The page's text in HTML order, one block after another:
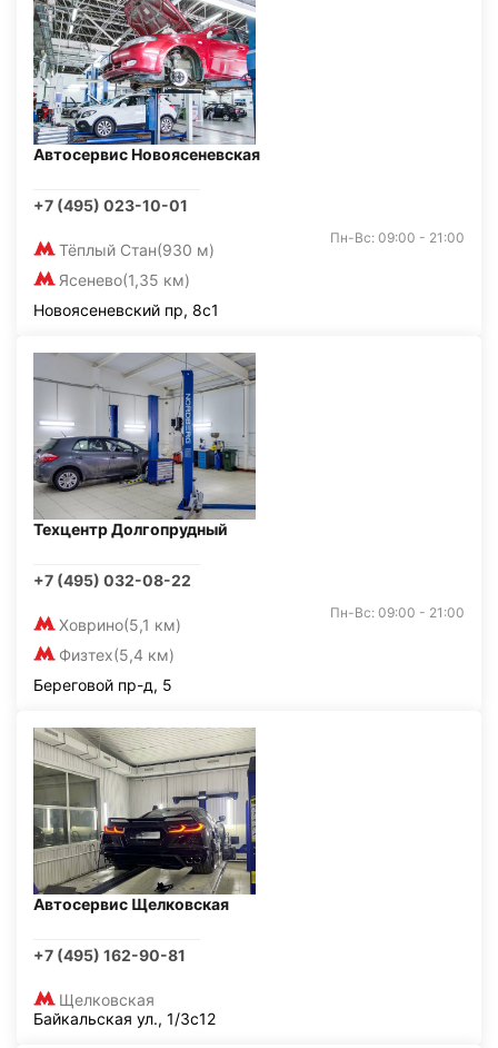
Автосервис Новоясеневская
+7 (495) 023-10-01
Тёплый Стан(930 м)
Ясенево(1,35 км)
Пн-Вс: 09:00 - 21:00
Новоясеневский пр, 8с1
Техцентр Долгопрудный
+7 (495) 032-08-22
Ховрино(5,1 км)
Физтех(5,4 км)
Пн-Вс: 09:00 - 21:00
Береговой пр-д, 5
Автосервис Щелковская
+7 (495) 162-90-81
Щелковская
Байкальская ул., 1/3с12